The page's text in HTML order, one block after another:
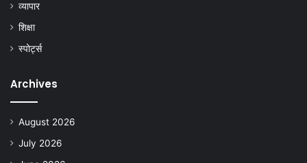
व्यापार
शिक्षा
स्पोर्ट्स
Archives
August 2026
July 2026